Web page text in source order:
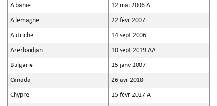
Albanie 12 mai 2006 A
Allemagne 22 févr 2007
Autriche 14 sept 2006
Azerbaïdjan 10 sept 2019 AA
Bulgarie 25 janv 2007
Canada 26 avr 2018
Chypre 15 févr 2017 A